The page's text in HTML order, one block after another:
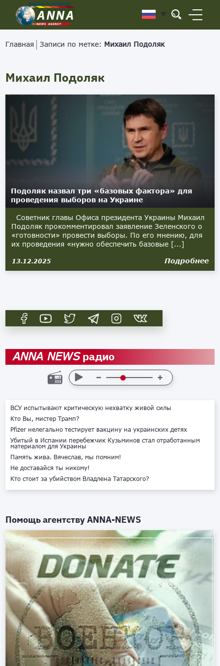
Главная Записи по метке: Михаил Подоляк
Михаил Подоляк
Подоляк назвал три «базовых фактора» для
проведения выборов на Украине
Советник главы Офиса президента Украины Михаил
Подоляк прокомментировал заявление Зеленского о
«готовности» провести выборы. По его мнению, для
их проведения «нужно обеспечить базовые [...]
13.12.2025 Подробнее
ANNA NEWSрадио
ВСУ испытывают критическую нехватку живой силы
Кто Вы, мистер Трамп?
Pfizer нелегально тестирует вакцину на украинских детях
Убитый в Испании перебежчик Кузьминов стал отработанным
материалом для Украины
Память жива. Вячеслав, мы помним!
Не доставайся ты никому!
Кто стоит за убийством Владлена Татарского?
Помощь агентствуANNA-NEWS